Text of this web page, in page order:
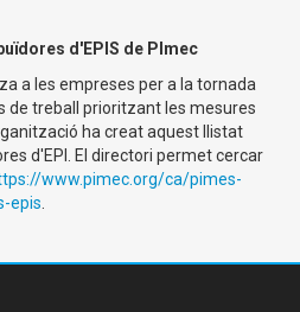
d'EPIS de PImec
a les empreses per a la tornada
de treball prioritzant les mesures
ha creat aquest llistat
d'EPI. El directori permet cercar
www.pimec.org/ca/pimes-
epis